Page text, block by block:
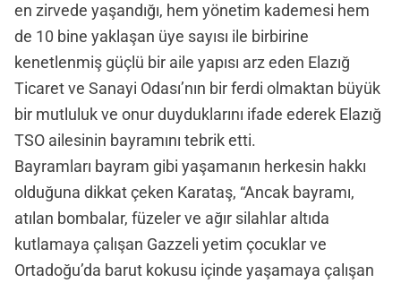
en zirvede yaşandığı, hem yönetim kademesi hem
de 10 bine yaklaşan üye sayısı ile birbirine
kenetlenmiş güçlü bir aile yapısı arz eden Elazığ
Ticaret ve Sanayi Odası’nın bir ferdi olmaktan büyük
bir mutluluk ve onur duyduklarını ifade ederek Elazığ
TSO ailesinin bayramını tebrik etti.
Bayramları bayram gibi yaşamanın herkesin hakkı
olduğuna dikkat çeken Karataş, “Ancak bayramı,
atılan bombalar, füzeler ve ağır silahlar altıda
kutlamaya çalışan Gazzeli yetim çocuklar ve
Ortadoğu’da barut kokusu içinde yaşamaya çalışan